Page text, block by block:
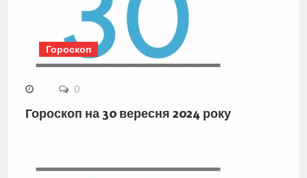
Гороскоп
0
Гороскоп на 30 вересня 2024 року